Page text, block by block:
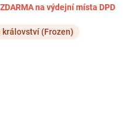
na výdejní místa DPD
království (Frozen)